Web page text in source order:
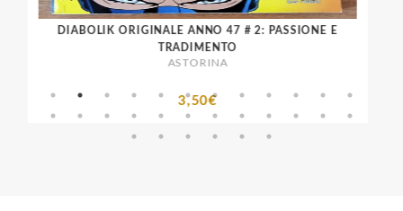
DIABOLIK ORIGINALE ANNO 47 # 2: PASSIONE E
TRADIMENTO
ASTORINA
3,50€